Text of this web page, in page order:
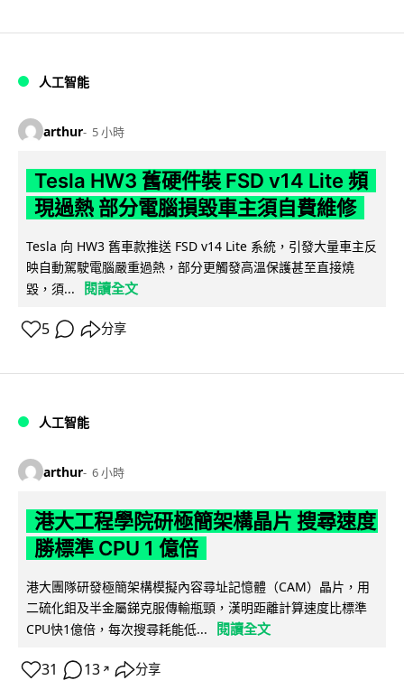
人工智能
arthur 5 小時
Tesla HW3 舊硬件裝 FSD v14 Lite 頻
現過熱 部分電腦損毀車主須自費維修
Tesla 向 HW3 舊車款推送 FSD v14 Lite 系統，引發大量車主反
映自動駕駛電腦嚴重過熱，部分更觸發高溫保護甚至直接燒
毀，須...
閱讀全文
5 分享
人工智能
arthur 6 小時
港大工程學院研極簡架構晶片 搜尋速度
勝標準 CPU 1 億倍
港大團隊研發極簡架構模擬內容尋址記憶體（CAM）晶片，用
二硫化鉬及半金屬銻克服傳輸瓶頸，漢明距離計算速度比標準
CPU快1億倍，每次搜尋耗能低...
閱讀全文
31 13 ↗ 分享